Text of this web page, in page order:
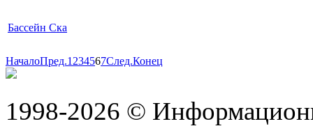
Бассейн Ска
НачалоПред.1 234567След.Конец
1998-2026 ©